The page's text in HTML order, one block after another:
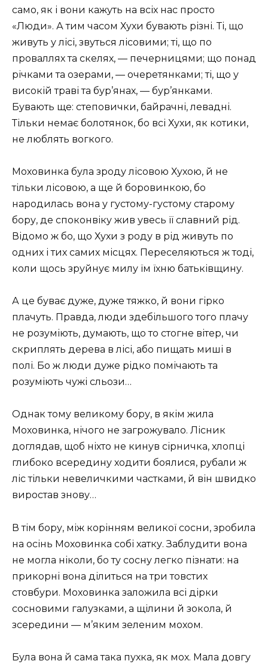
само, як і вони кажуть на всіх нас просто
«Люди». А тим часом Хухи бувають різні. Ті, що
живуть у лісі, звуться лісовими; ті, що по
проваллях та скелях, — печерницями; що понад
річками та озерами, — очеретянками; ті, що у
високій траві та бур’янах, — бур’янками.
Бувають ще: степовички, байрачні, левадні.
Тільки немає болотянок, бо всі Хухи, як котики,
не люблять вогкого.
Моховинка була зроду лісовою Хухою, й не
тільки лісовою, а ще й боровинкою, бо
народилась вона у густому-густому старому
бору, де споконвіку жив увесь її славний рід.
Відомо ж бо, що Хухи з роду в рід живуть по
одних і тих самих місцях. Переселяються ж тоді,
коли щось зруйнує милу їм їхню батьківщину.
А це буває дуже, дуже тяжко, й вони гірко
плачуть. Правда, люди здебільшого того плачу
не розуміють, думають, що то стогне вітер, чи
скриплять дерева в лісі, або пищать миші в
полі. Бо ж люди дуже рідко помічають та
розуміють чужі сльози…
Однак тому великому бору, в якім жила
Моховинка, нічого не загрожувало. Лісник
доглядав, щоб ніхто не кинув сірничка, хлопці
глибоко всередину ходити боялися, рубали ж
ліс тільки невеличкими частками, й він швидко
виростав знову…
В тім бору, між корінням великої сосни, зробила
на осінь Моховинка собі хатку. Заблудити вона
не могла ніколи, бо ту сосну легко пізнати: на
прикорні вона ділиться на три товстих
стовбури. Моховинка заложила всі дірки
сосновими галузками, а щілини й зокола, й
зсередини — м’яким зеленим мохом.
Була вона й сама така пухка, як мох. Мала довгу